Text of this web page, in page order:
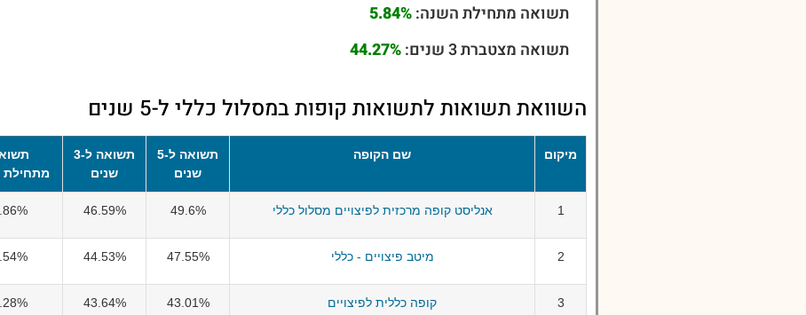
תשואה מתחילת השנה:5.84%
תשואה מצטברת 3 שנים:
44.27%
השוואת תשואות לתשואות קופות במסלול כללי ל-5 שנים
מיקום שם הקופה
תשואה ל-5
שנים
תשואה ל-3
שנים
מתחילת
1 אנליסט קופה מרכזית לפיצויים מסלול כללי 49.6%
46.59%
2 מיטב פיצויים - כללי 47.55%
44.53%
3 קופה כללית לפיצויים 43.01%
43.64%